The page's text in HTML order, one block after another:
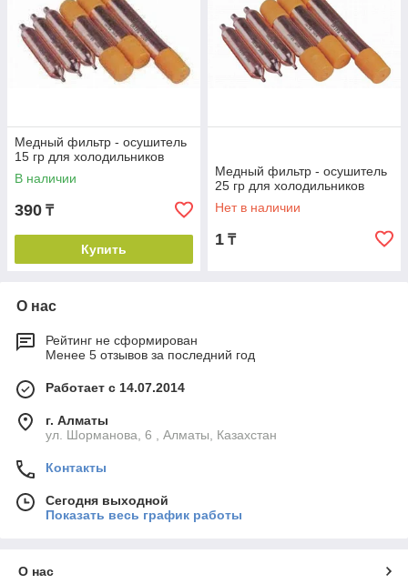
Медный фильтр - осушитель
15 гр для холодильников
В наличии
390 ₸
Купить
Медный фильтр - осушитель
25 гр для холодильников
Нет в наличии
1 ₸
О нас
Рейтинг не сформирован
Менее 5 отзывов за последний год
Работает с 14.07.2014
г. Алматы
ул. Шорманова, 6 , Алматы, Казахстан
Контакты
Сегодня выходной
Показать весь график работы
О нас